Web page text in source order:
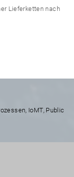
Lieferketten nach
, IoMT, Public